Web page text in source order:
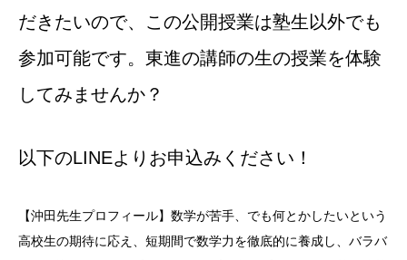
だきたいので、この公開授業は塾生以外でも
参加可能です。東進の講師の生の授業を体験
してみませんか？
以下のLINEよりお申込みください！
【沖田先生プロフィール】数学が苦手、でも何とかしたいという
高校生の期待に応え、短期間で数学力を徹底的に養成し、バラバ